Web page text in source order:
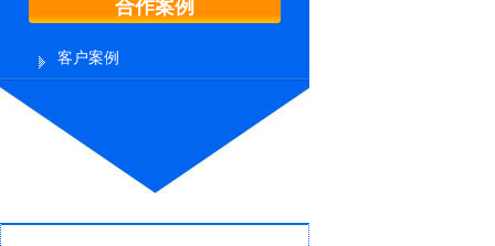
合作案例
客户案例